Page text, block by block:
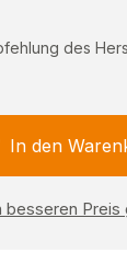
des
In den
besseren Preis